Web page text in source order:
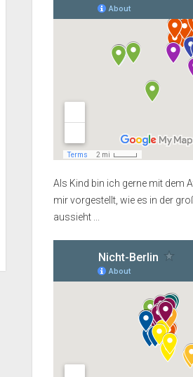
Als Kind bin ich gerne mit dem
mir vorgestellt, wie es in der
aussieht ...